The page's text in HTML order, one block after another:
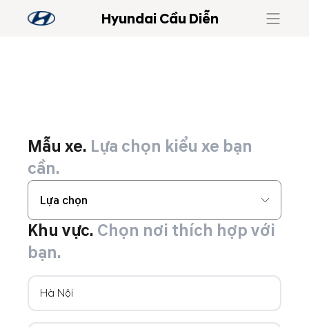
Hyundai Cầu Diễn
Mẫu xe. Lựa chọn kiểu xe bạn
cần.
Lựa chọn
Khu vực. Chọn nơi thích hợp với
bạn.
Hà Nội